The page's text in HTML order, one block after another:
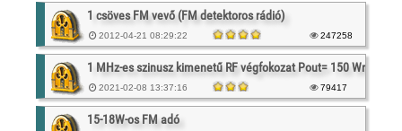
1 csöves FM vevő (FM detektoros rádió)
2012-04-21 08:29:22 247258
1 MHz-es szinusz kimenetű RF végfokozat Pout= 150 Wrms
2021-02-08 13:37:16 79417
15-18W-os FM adó